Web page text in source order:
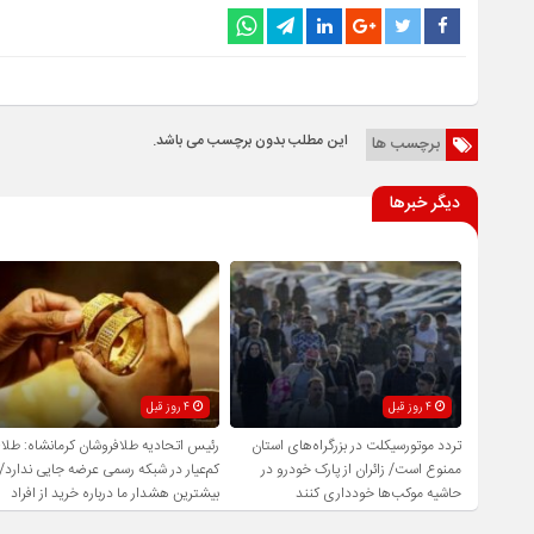
برچسب ها این مطلب بدون برچسب می باشد.
دیگر خبرها
4 روز قبل
تردد موتورسیکلت در بزرگراه‌های استان
ممنوع است/ زائران از پارک خودرو در
حاشیه موکب‌ها خودداری کنند
4 روز قبل
رئیس اتحادیه طلافروشان کرمانشاه:
کم‌عیار در شبکه رسمی عرضه جایی ندارد/
بیشترین هشدار ما درباره خرید از افراد
فاقد صلاحیت است